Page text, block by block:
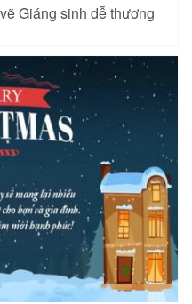
Giáng sinh dễ thương